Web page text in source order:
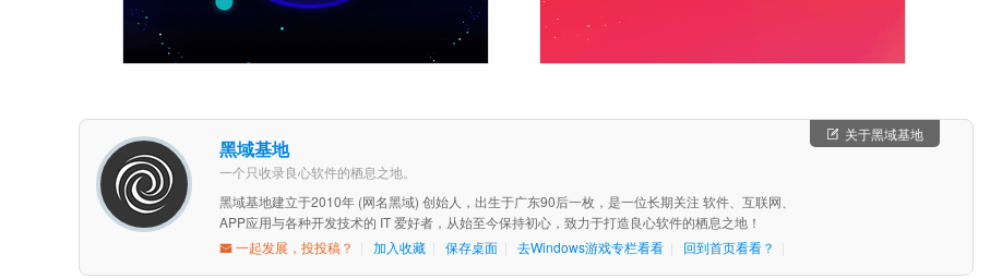
黑域基地
一个只收录良心软件的栖息之地。
黑域基地建立于2010年 (网名黑域) 创始人，出生于广东90后一枚，是一位长期关注 软件、互联网、
APP应用与各种开发技术的 IT 爱好者，从始至今保持初心，致力于打造良心软件的栖息之地！
一起发展，投投稿？
加入收藏 保存桌面 去Windows游戏专栏看看 回到首页看看？
关于黑域基地